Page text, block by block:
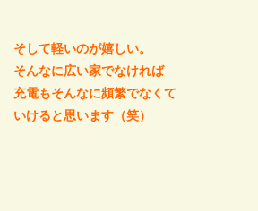
そして軽いのが嬉しい。
そんなに広い家でなければ
充電もそんなに頻繁でなくて
いけると思います（笑）